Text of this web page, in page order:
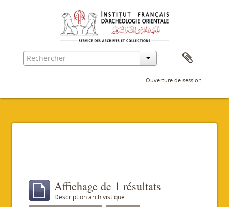
Ouverture de session
Affichage de 1 résultats
Description archivistique